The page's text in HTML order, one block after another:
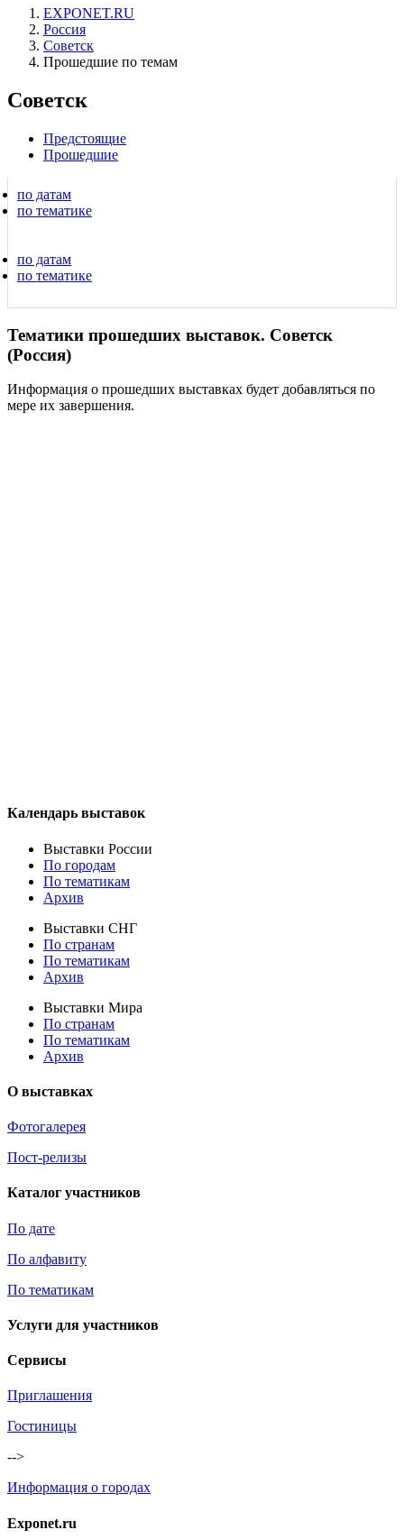
EXPONET.RU
Россия
Советск
Прошедшие по темам
Советск
Предстоящие
Прошедшие
по датам
по тематике
по датам
по тематике
Тематики прошедших выставок. Советск
(Россия)
Информация о прошедших выставках будет добавляться по
мере их завершения.
Календарь выставок
Выставки России
По городам
По тематикам
Архив
Выставки СНГ
По странам
По тематикам
Архив
Выставки Мира
По странам
По тематикам
Архив
О выставках
Фотогалерея
Пост-релизы
Каталог участников
По дате
По алфавиту
По тематикам
Услуги для участников
Сервисы
Приглашения
Гостиницы
-->
Информация о городах
Exponet.ru